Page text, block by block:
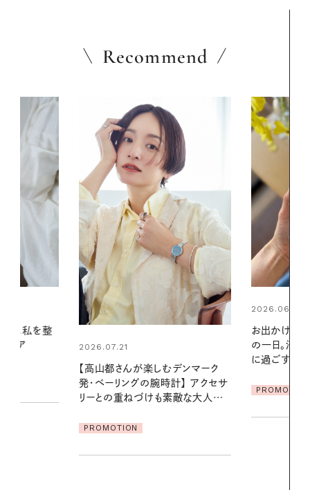
Recommend
2026.06.01
の一日。汗ばむ季節を「ごきげん」
PROMOTION
2026.07.24
夏の髪と心
る【大人気の
1本で汗ばむ
PROMOTION